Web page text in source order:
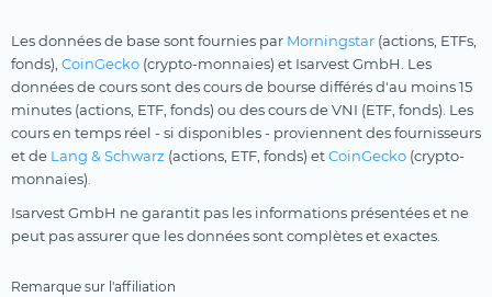
Les données de base sont fournies par Morningstar (actions, ETFs,
fonds), CoinGecko (crypto-monnaies) et Isarvest GmbH. Les
données de cours sont des cours de bourse différés d'au moins 15
minutes (actions, ETF, fonds) ou des cours de VNI (ETF, fonds). Les
cours en temps réel - si disponibles - proviennent des fournisseurs
et de Lang & Schwarz (actions, ETF, fonds) etCoinGecko (crypto-
monnaies).
Isarvest GmbH ne garantit pas les informations présentées et ne
peut pas assurer que les données sont complètes et exactes.
Remarque sur l'affiliation